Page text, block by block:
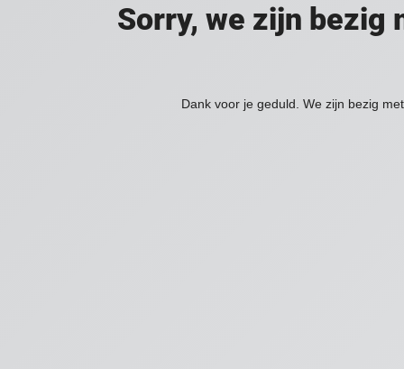
Sorry, we zijn bezig
Dank voor je geduld. We zijn bezig